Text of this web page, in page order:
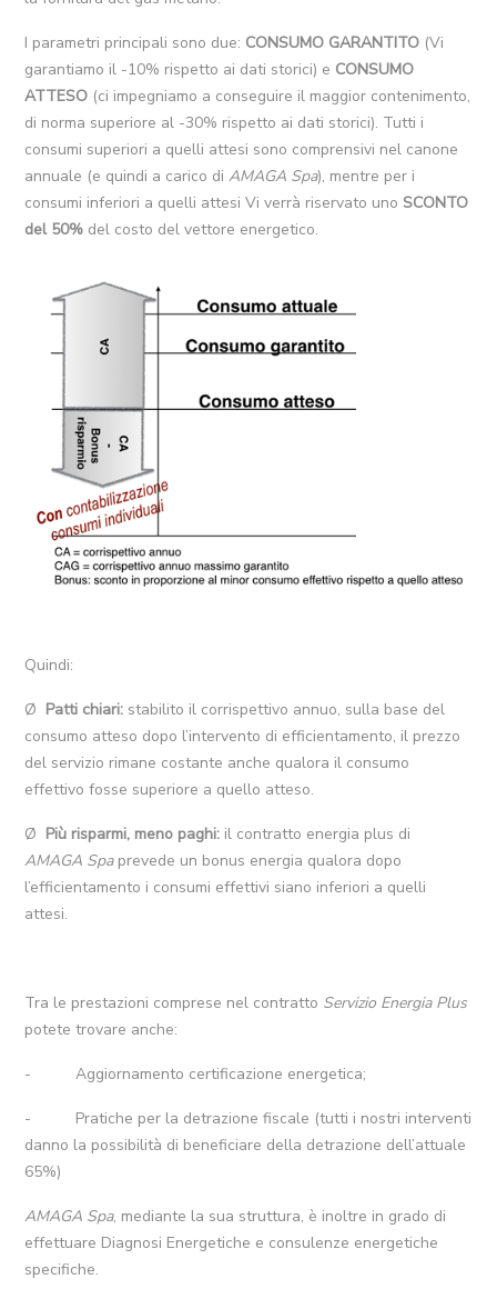
I parametri principali sono due: CONSUMO GARANTITO (Vi
garantiamo il -10% rispetto ai dati storici) e CONSUMO
ATTESO (ci impegniamo a conseguire il maggior contenimento,
di norma superiore al -30% rispetto ai dati storici). Tutti i
consumi superiori a quelli attesi sono comprensivi nel canone
annuale (e quindi a carico diAMAGA Spa), mentre per i
consumi inferiori a quelli attesi Vi verrà riservato unoSCONTO
del 50% del costo del vettore energetico.
Quindi:
Ø Patti chiari: stabilito il corrispettivo annuo, sulla base del
consumo atteso dopo l’intervento di efficientamento, il prezzo
del servizio rimane costante anche qualora il consumo
effettivo fosse superiore a quello atteso.
Ø Più risparmi, meno paghi: il contratto energia plus di
AMAGA Spaprevede un bonus energia qualora dopo
l’efficientamento i consumi effettivi siano inferiori a quelli
attesi.
Tra le prestazioni comprese nel contratto Servizio Energia Plus
potete trovare anche:
- Aggiornamento certificazione energetica;
- Pratiche per la detrazione fiscale (tutti i nostri interventi
danno la possibilità di beneficiare della detrazione dell’attuale
65%)
AMAGA Spa, mediante la sua struttura, è inoltre in grado di
effettuare Diagnosi Energetiche e consulenze energetiche
specifiche.